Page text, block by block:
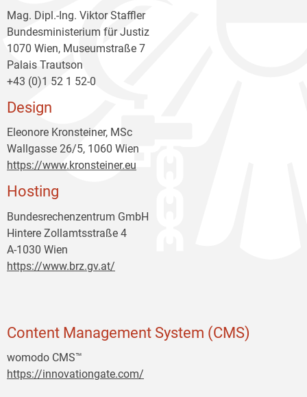
Mag. Dipl.-Ing. Viktor Staffler
Bundesministerium für Justiz
1070 Wien, Museumstraße 7
Palais Trautson
+43 (0)1 52 1 52-0
Design
Eleonore Kronsteiner, MSc
Wallgasse 26/5, 1060 Wien
https://www.kronsteiner.eu
Hosting
Bundesrechenzentrum GmbH
Hintere Zollamtsstraße 4
A-1030 Wien
https://www.brz.gv.at/
Content Management System (CMS)
womodo CMS™
https://innovationgate.com/